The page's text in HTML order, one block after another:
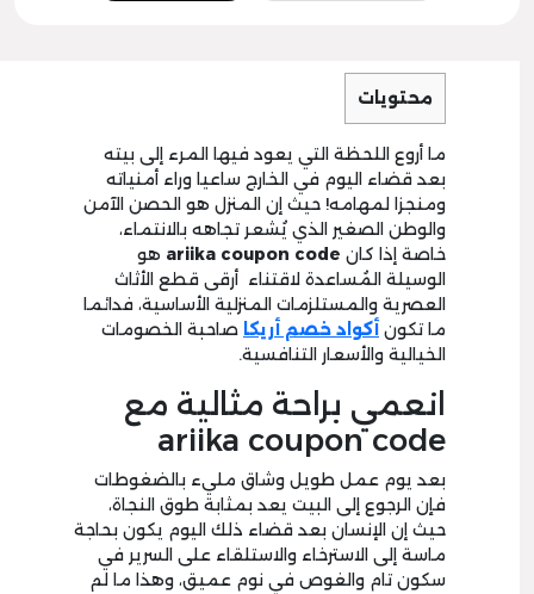
محتويات
ما أروع اللحظة التي يعود فيها المرء إلى بيته
بعد قضاء اليوم في الخارج ساعيا وراء أمنياته
ومنجزا لمهامه! حيث إن المنزل هو الحصن الآمن
والوطن الصغير الذي يُشعر تجاهه بالانتماء،
خاصة إذا كان ariika coupon code هو
الوسيلة المُساعدة لاقتناء أرقى قطع الأثاث
العصرية والمستلزمات المنزلية الأساسية، فدائما
ما تكون أكواد خصم أريكا صاحبة الخصومات
الخيالية والأسعار التنافسية.
انعمي براحة مثالية مع
ariika coupon code
بعد يوم عمل طويل وشاق مليء بالضغوطات
فإن الرجوع إلى البيت يعد بمثابة طوق النجاة،
حيث إن الإنسان بعد قضاء ذلك اليوم يكون بحاجة
ماسة إلى الاسترخاء والاستلقاء على السرير في
سكون تام والغوص في نوم عميق، وهذا ما لم